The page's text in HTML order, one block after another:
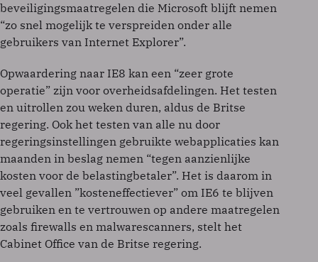
beveiligingsmaatregelen die Microsoft blijft nemen
“zo snel mogelijk te verspreiden onder alle
gebruikers van Internet Explorer”.
Opwaardering naar IE8 kan een “zeer grote
operatie” zijn voor overheidsafdelingen. Het testen
en uitrollen zou weken duren, aldus de Britse
regering. Ook het testen van alle nu door
regeringsinstellingen gebruikte webapplicaties kan
maanden in beslag nemen “tegen aanzienlijke
kosten voor de belastingbetaler”. Het is daarom in
veel gevallen ”kosteneffectiever” om IE6 te blijven
gebruiken en te vertrouwen op andere maatregelen
zoals firewalls en malwarescanners, stelt het
Cabinet Office van de Britse regering.